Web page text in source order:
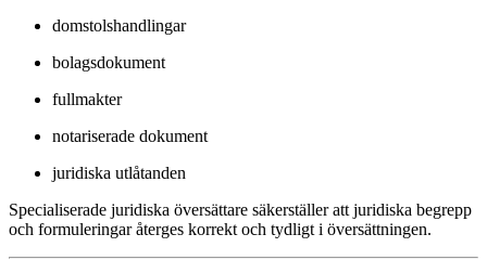
domstolshandlingar
bolagsdokument
fullmakter
notariserade dokument
juridiska utlåtanden
Specialiserade juridiska översättare säkerställer att juridiska begrepp
och formuleringar återges korrekt och tydligt i översättningen.